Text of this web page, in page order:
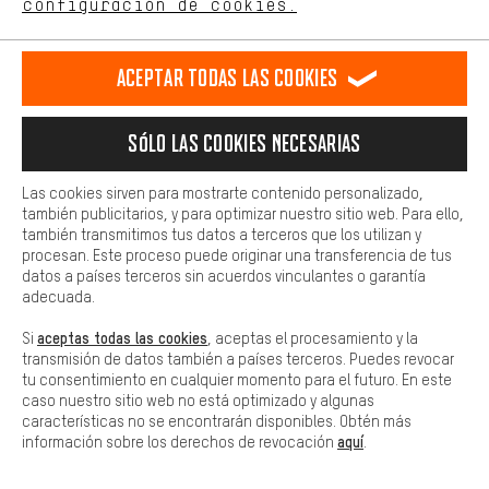
BUZÓN DE SUGERENCIAS
COMUNIDAD DE AQUISGRÁN
NUESTRO EQUIPO
#DEINBIKEBRAUCHTDAS
configuración de cookies.
Más confort
cookies de comodidad, creamos enlaces a plataformas de redes
sociales. Esto nos permite proporcionarle más contenido e
adicionales que le ayudarán a encontrar los productos adecuados.
preguntas de forma rápida y sencilla.
Básica
Las cookies básicas aseguran que puedas usar nuestro sitio web.
Aceptar todas las cookies
Sólo las cookies necesarias
Las cookies sirven para mostrarte contenido personalizado,
también publicitarios, y para optimizar nuestro sitio web. Para ello,
también transmitimos tus datos a terceros que los utilizan y
procesan. Este proceso puede originar una transferencia de tus
datos a países terceros sin acuerdos vinculantes o garantía
adecuada.
Si aceptas todas las cookies , aceptas el procesamiento y la
transmisión de datos también a países terceros. Puedes revocar
tu consentimiento en cualquier momento para el futuro. En este
caso nuestro sitio web no está optimizado y algunas
características no se encontrarán disponibles. Obtén más
información sobre los derechos de revocación aquí.